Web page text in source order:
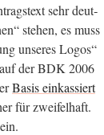
sehr deut­
ste­hen, es muss
unse­res Logos“
der BDK 2006
Basis ein­kas­siert
für zwei­fel­haft.